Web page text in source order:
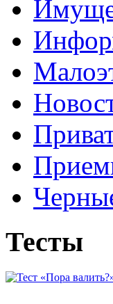
Тесты